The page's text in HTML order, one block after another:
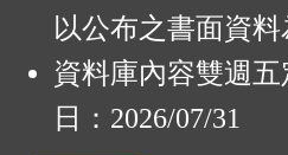
以公布之書面資料
資料庫內容雙週
日：2026/07/31